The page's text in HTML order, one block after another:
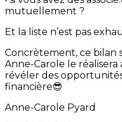
mutuellement ?
Et la liste n’est pas
Concrètement, ce bilan
Anne-Carole le réalisera
révéler des
financière😎
Anne-Carole Pyard